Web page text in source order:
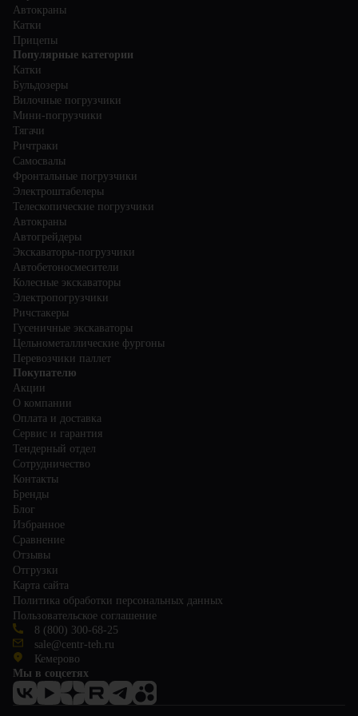
Автокраны
Катки
Прицепы
Популярные категории
Катки
Бульдозеры
Вилочные погрузчики
Мини-погрузчики
Тягачи
Ричтраки
Самосвалы
Фронтальные погрузчики
Электроштабелеры
Телескопические погрузчики
Автокраны
Автогрейдеры
Экскаваторы-погрузчики
Автобетоносмесители
Колесные экскаваторы
Электропогрузчики
Ричстакеры
Гусеничные экскаваторы
Цельнометаллические фургоны
Перевозчики паллет
Покупателю
Акции
О компании
Оплата и доставка
Сервис и гарантия
Тендерный отдел
Сотрудничество
Контакты
Бренды
Блог
Избранное
Сравнение
Отзывы
Отгрузки
Карта сайта
Политика обработки персональных данных
Пользовательское соглашение
8 (800) 300-68-25
sale@centr-teh.ru
Кемерово
Мы в соцсетях